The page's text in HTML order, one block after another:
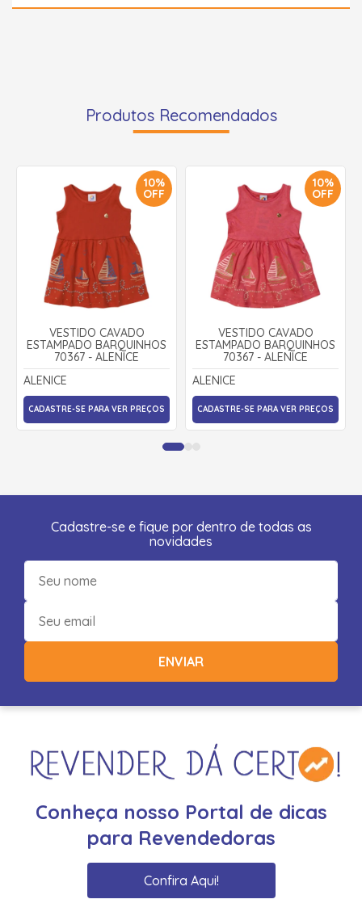
Produtos Recomendados
10%
OFF
VESTIDO CAVADO
ESTAMPADO BARQUINHOS
70367 - ALENICE
ALENICE
CADASTRE-SE PARA VER PREÇOS
10%
OFF
VESTIDO CAVADO
ESTAMPADO BARQUINHOS
70367 - ALENICE
ALENICE
CADASTRE-SE PARA VER PREÇOS
Cadastre-se e fique por dentro de todas as
novidades
ENVIAR
Conheça nosso Portal de dicas
para Revendedoras
Confira Aqui!